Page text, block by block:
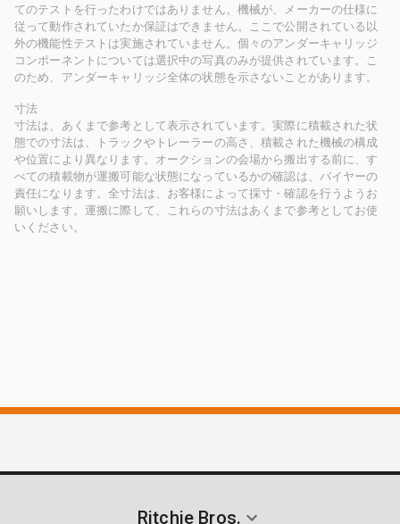
てのテストを行ったわけではありません。機械が、メーカーの仕様に
従って動作されていたか保証はできません。ここで公開されている以
外の機能性テストは実施されていません。個々のアンダーキャリッジ
コンポーネントについては選択中の写真のみが提供されています。こ
のため、アンダーキャリッジ全体の状態を示さないことがあります。
寸法
寸法は、あくまで参考として表示されています。実際に積載された状
態での寸法は、トラックやトレーラーの高さ、積載された機械の構成
や位置により異なります。オークションの会場から搬出する前に、す
べての積載物が運搬可能な状態になっているかの確認は、バイヤーの
責任になります。全寸法は、お客様によって採寸・確認を行うようお
願いします。運搬に際して、これらの寸法はあくまで参考としてお使
いください。
Ritchie Bros.